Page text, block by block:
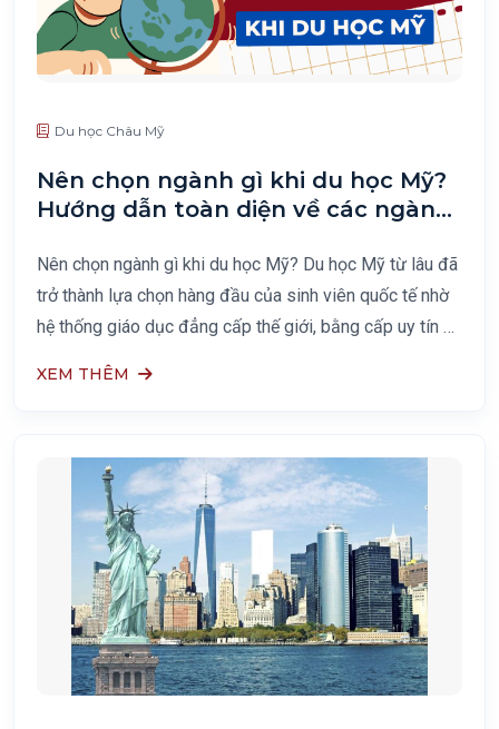
Du học Châu Mỹ
Nên chọn ngành gì khi du học Mỹ?
Hướng dẫn toàn diện về các ngành
trường đào tạo hàng đầu
Nên chọn ngành gì khi du học Mỹ? Du học Mỹ từ lâu đã
trở thành lựa chọn hàng đầu của sinh viên quốc tế nhờ
hệ thống giáo dục đẳng cấp thế giới, bằng cấp uy tín và
XEM THÊM